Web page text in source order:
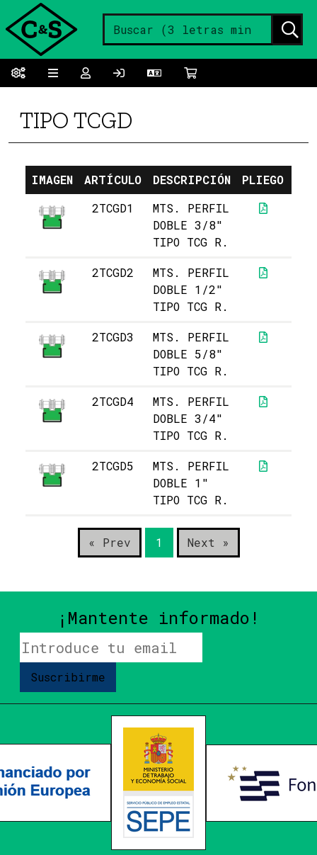
TIPO TCGD
IMAGEN ARTÍCULO DESCRIPCIÓN PLIEGO
2TCGD1
MTS. PERFIL
DOBLE 3/8"
TIPO TCG R.
2TCGD2
MTS. PERFIL
DOBLE 1/2"
TIPO TCG R.
2TCGD3
MTS. PERFIL
DOBLE 5/8"
TIPO TCG R.
2TCGD4
MTS. PERFIL
DOBLE 3/4"
TIPO TCG R.
2TCGD5
MTS. PERFIL
DOBLE 1"
TIPO TCG R.
« Prev 1 Next »
¡Mantente informado!
Suscribirme